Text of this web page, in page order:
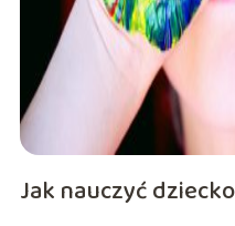
Jak nauczyć